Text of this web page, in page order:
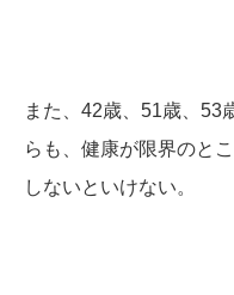
また、42歳、51歳、53
らも、健康が限界のと
しないといけない。